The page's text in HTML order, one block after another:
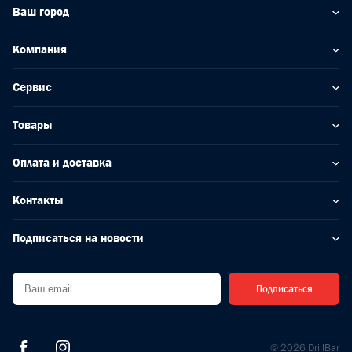
Ваш город
Компания
Сервис
Товары
Оплата и доставка
Контакты
Подписаться на новости
Подписаться
© 2026 DrillBar